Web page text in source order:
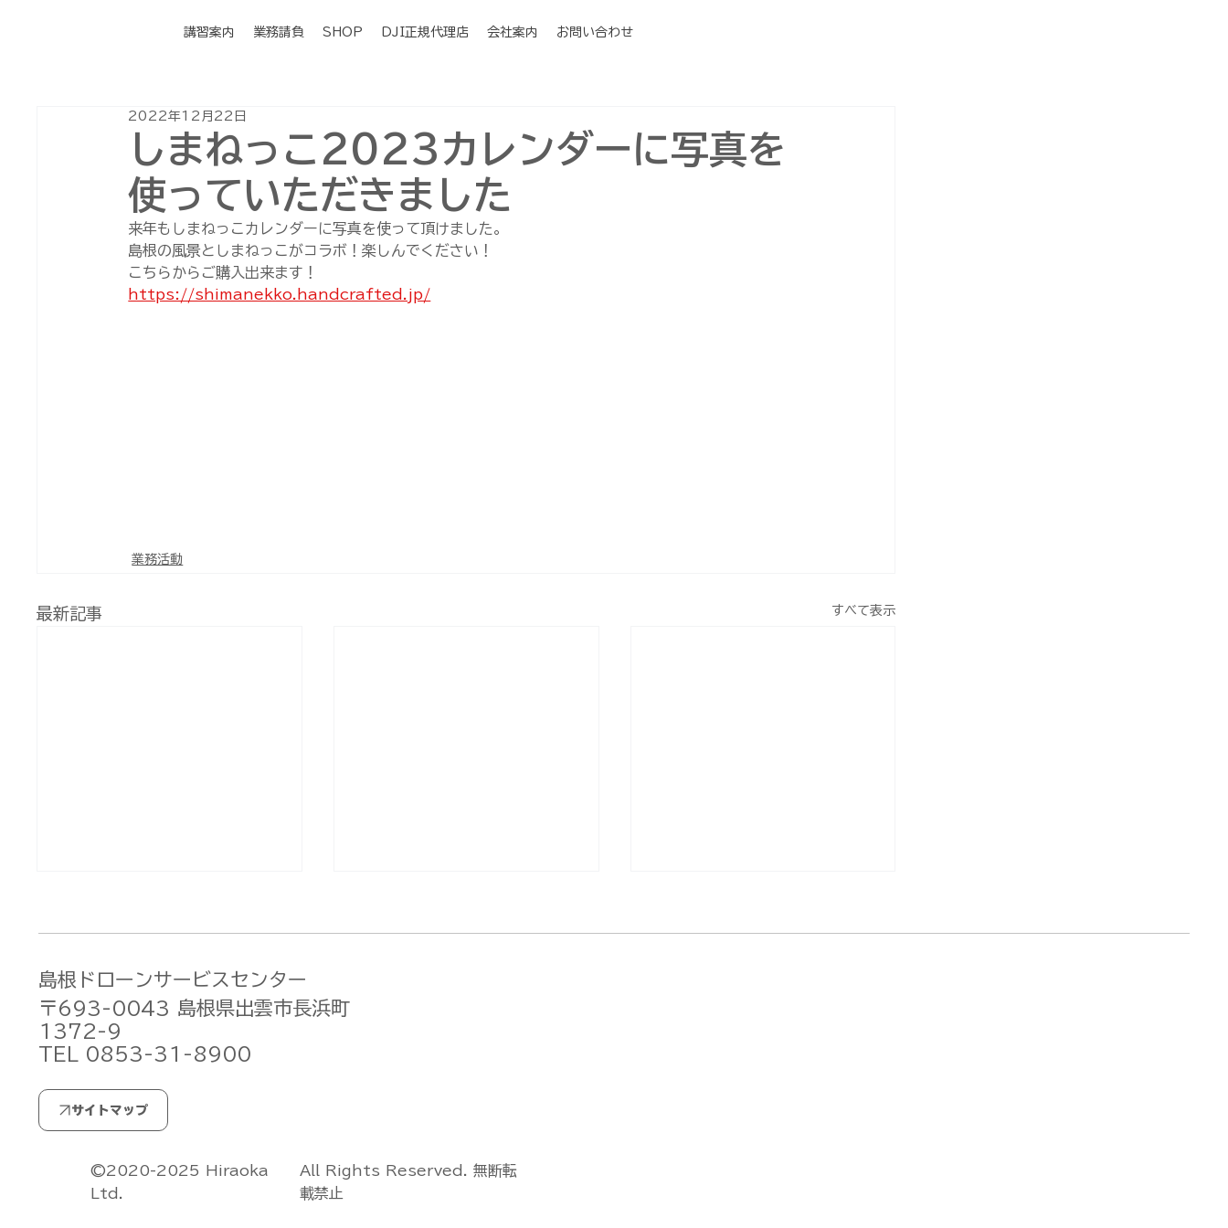
講習案内 業務請負 SHOP DJI正規代理店 会社案内 お問い合わせ
しまねっこ2023カレンダーに写真を
使っていただきました
2022年12月22日
来年もしまねっこカレンダーに写真を使って頂けました。
島根の風景としまねっこがコラボ！楽しんでください！
こちらからご購入出来ます！
https://shimanekko.handcrafted.jp/
業務活動
最新記事 すべて表示
北大東村様へ赤外線カメラ搭
載ドローンを納入！鳥害対策
＆多角的活用に向けた調査飛
Matrice 4T]
©2020-2025 Hiraoka
Ltd.
All Rights Reserved. 無断転
載禁止
島根ドローンサービスセンター
〒693-0043 島根県出雲市長浜町
1372-9
TEL 0853-31-8900